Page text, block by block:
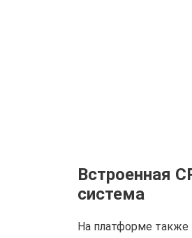
Встроенная
система
На платформе также